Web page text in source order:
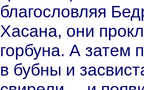
благословляя
Хаcaнa, они
горбунa. А затем
в бубны и